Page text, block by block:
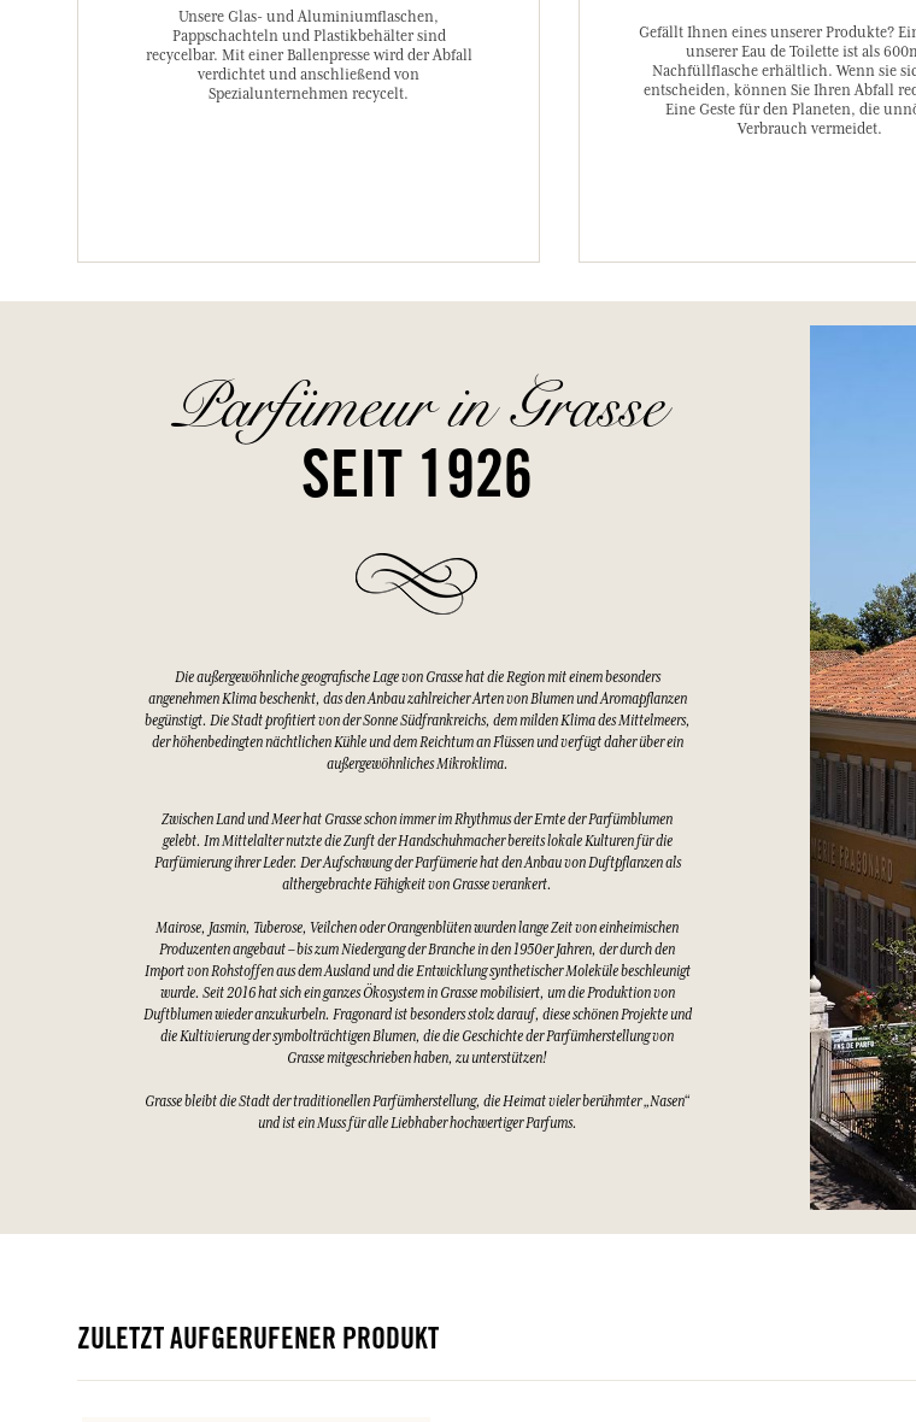
Unsere Glas- und Aluminiumflaschen,
Pappschachteln und Plastikbehälter sind
recycelbar. Mit einer Ballenpresse wird der Abfall
verdichtet und anschließend von
Spezialunternehmen recycelt.
Gefällt Ihnen eines unserer Produkte?
unserer Eau de Toilette ist als
Nachfüllflasche erhältlich. Wenn sie
entscheiden, können Sie Ihren Abfall
Eine Geste für den Planeten, die
Verbrauch vermeidet.
Parfümeur in Grasse
SEIT 1926
Die außergewöhnliche geografische Lage von Grasse hat die Region mit einem besonders
angenehmen Klima beschenkt, das den Anbau zahlreicher Arten von Blumen und Aromapflanzen
begünstigt. Die Stadt profitiert von der Sonne Südfrankreichs, dem milden Klima des Mittelmeers,
der höhenbedingten nächtlichen Kühle und dem Reichtum an Flüssen und verfügt daher über ein
außergewöhnliches Mikroklima.
Zwischen Land und Meer hat Grasse schon immer im Rhythmus der Ernte der Parfümblumen
gelebt. Im Mittelalter nutzte die Zunft der Handschuhmacher bereits lokale Kulturen für die
Parfümierung ihrer Leder. Der Aufschwung der Parfümerie hat den Anbau von Duftpflanzen als
althergebrachte Fähigkeit von Grasse verankert.
Mairose, Jasmin, Tuberose, Veilchen oder Orangenblüten wurden lange Zeit von einheimischen
Produzenten angebaut – bis zum Niedergang der Branche in den 1950er Jahren, der durch den
Import von Rohstoffen aus dem Ausland und die Entwicklung synthetischer Moleküle beschleunigt
wurde. Seit 2016 hat sich ein ganzes Ökosystem in Grasse mobilisiert, um die Produktion von
Duftblumen wieder anzukurbeln. Fragonard ist besonders stolz darauf, diese schönen Projekte und
die Kultivierung der symbolträchtigen Blumen, die die Geschichte der Parfümherstellung von
Grasse mitgeschrieben haben, zu unterstützen!
Grasse bleibt die Stadt der traditionellen Parfümherstellung, die Heimat vieler berühmter „Nasen“
und ist ein Muss für alle Liebhaber hochwertiger Parfums.
ZULETZT AUFGERUFENER PRODUKT